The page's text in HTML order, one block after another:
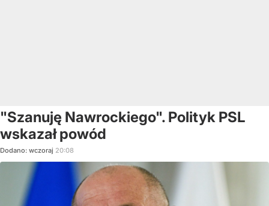
"Szanuję Nawrockiego". Polityk PSL
wskazał powód
Dodano: wczoraj 20:08